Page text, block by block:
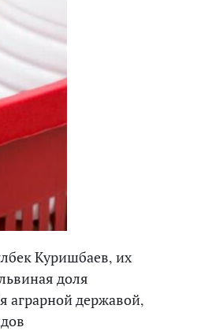
Куришбаев, их
доля
аграрной державой,